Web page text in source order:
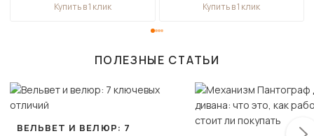
Купить в 1 клик Купить в 1 клик
ПОЛЕЗНЫЕ СТАТЬИ
ВЕЛЬВЕТ И ВЕЛЮР: 7